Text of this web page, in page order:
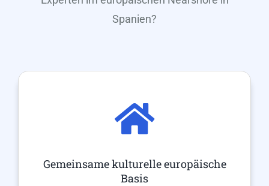
Spanien?
Gemeinsame kulturelle europäische
Basis